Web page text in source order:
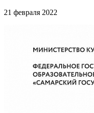
21 февраля 2022